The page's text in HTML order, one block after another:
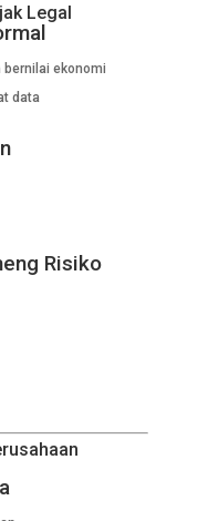
Legal
ekonomi
data
Risiko